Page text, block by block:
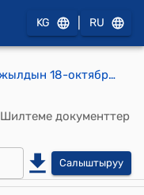
KG RU
КР Өкмөтүнүн 2019-жылдын 18-октябрындагы № 559 "Кыргыз Республикасынын Өкмөтүнүн мамлекеттик кызмат көрсөтүүлөрдүн тизмеси жана мамлекеттик кызмат көрсөтүүлөрдүн стандарттары маселелери боюнча айрым чечимдерине өзгөртүүлөрдү киргизүү жөнүндө" токтому
Шилтеме документтер
Салыштыруу